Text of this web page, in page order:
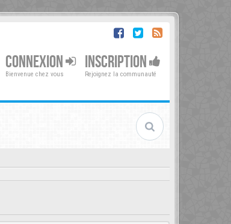
CONNEXION
Bienvenue chez vous
INSCRIPTION
Rejoignez la communauté